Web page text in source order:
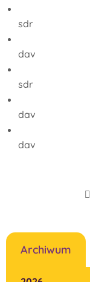
sdr
dav
sdr
dav
dav
Archiwum